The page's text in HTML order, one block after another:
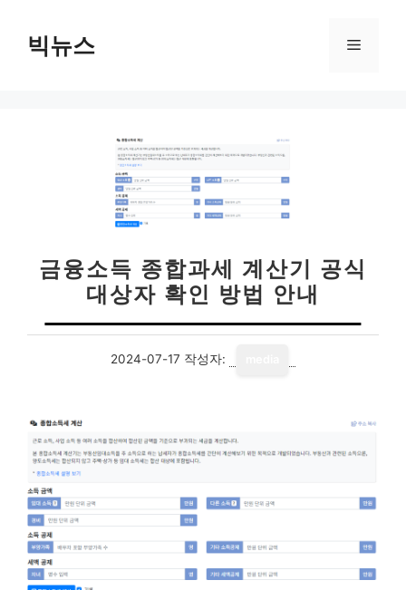
빅뉴스 메
금융소득 종합과세 계산기 공식
대상자 확인 방법 안내
2024-07-17 작성자: